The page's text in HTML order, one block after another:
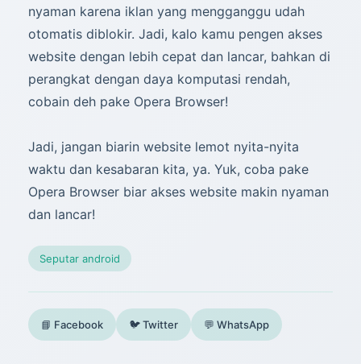
nyaman karena iklan yang mengganggu udah
otomatis diblokir. Jadi, kalo kamu pengen akses
website dengan lebih cepat dan lancar, bahkan di
perangkat dengan daya komputasi rendah,
cobain deh pake Opera Browser!
Jadi, jangan biarin website lemot nyita-nyita
waktu dan kesabaran kita, ya. Yuk, coba pake
Opera Browser biar akses website makin nyaman
dan lancar!
Seputar android
📘 Facebook 🐦 Twitter 💬 WhatsApp